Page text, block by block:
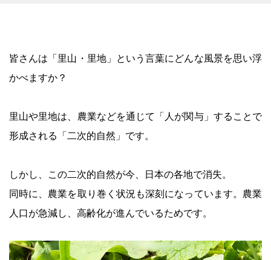
皆さんは「里山・里地」という言葉にどんな風景を思い浮
かべますか？
里山や里地は、農業などを通じて「人が関与」することで
形成される「二次的自然」です。
しかし、この二次的自然が今、日本の各地で消失。
同時に、農業を取り巻く状況も深刻になっています。農業
人口が急減し、高齢化が進んでいるためです。